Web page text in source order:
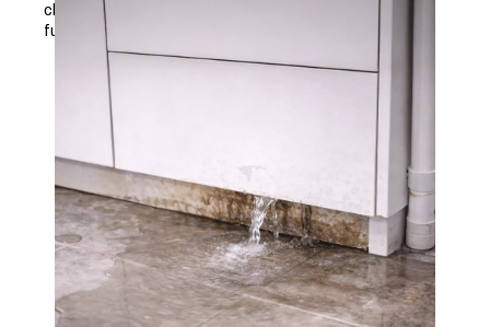
clara, una fuga invisible puede estar alterando el
funcionamiento normal del sistema.